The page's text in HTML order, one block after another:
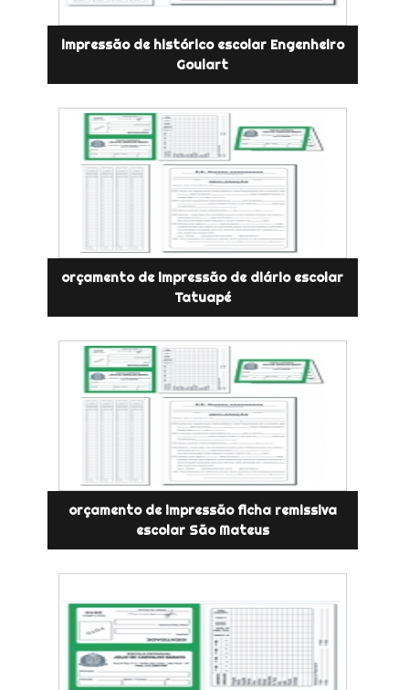
impressão de histórico escolar Engenheiro
Goulart
orçamento de impressão de diário escolar
Tatuapé
orçamento de impressão ficha remissiva
escolar São Mateus